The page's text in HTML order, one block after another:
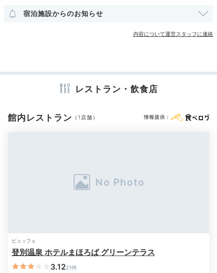
た！
18:00
カニ食べ放題も♪
心躍るディナー
夕食ビュッフェ一例①
夕食は2つのレストランでの和洋ビュッフェ、または個
室食事処での会席料理です。
その他館内施設
コンビニエンスストア
歯ブラシ カミソリ シャンプー リンス ボディソープ
宿泊施設からのお知らせ
内容について運営スタッフに連絡
レストラン・飲食店
館内レストラン （1店舗） 情報提供：
ビュッフェ
登別温泉 ホテルまほろば グリーンテラス
3.1221件